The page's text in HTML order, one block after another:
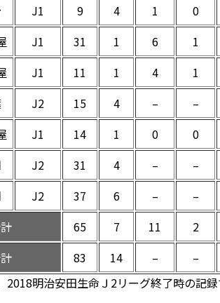
J1 9 4 1 0
J1 31 1 6 1
J1 11 1 4 1
J2 15 4 – –
J1 14 1 0 0
J2 31 4 – –
J2 37 6 – –
65 7 11 2
83 14 – –
明治安田生命Ｊ2リーグ終了時の記録